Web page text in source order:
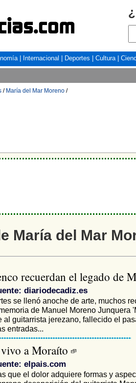
| Internacional Deportes Cultura|
/ María del Mar Moreno /
María del Mar
recuerdan el legado de
diariodecadiz.es
se llenó anoche de arte, muchos
de Manuel Moreno Junquera
al guitarrista jerezano, fallecido el
entradas...
a Moraíto
elpais.com
que el dolor adquiere formas y